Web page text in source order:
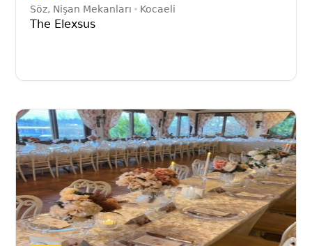
Söz, Nişan Mekanları Kocaeli
The Elexsus